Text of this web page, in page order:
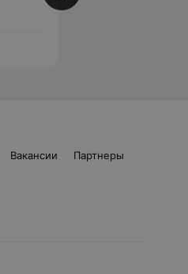
Вакансии
Партнеры